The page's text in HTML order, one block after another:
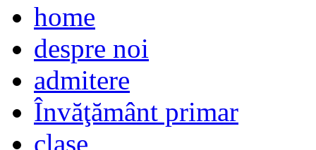
home
despre noi
admitere
Învăţământ primar
clase